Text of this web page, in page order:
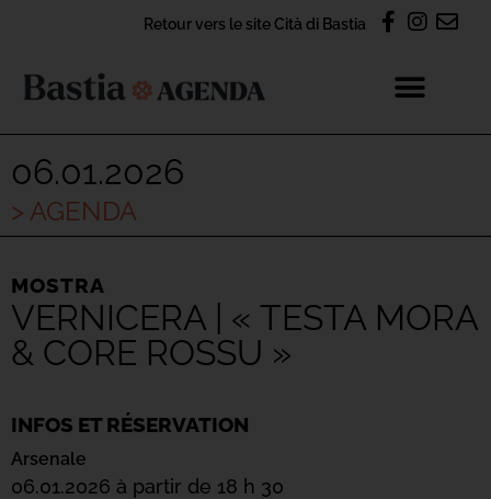
Retour vers le site Cità di Bastia
06.01.2026
> AGENDA
MOSTRA
VERNICERA | « TESTA MORA
& CORE ROSSU »
INFOS ET RÉSERVATION
Arsenale
06.01.2026 à partir de 18 h 30